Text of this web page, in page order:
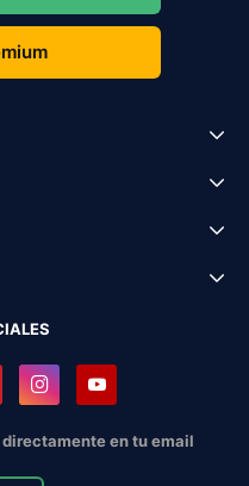
en tu email